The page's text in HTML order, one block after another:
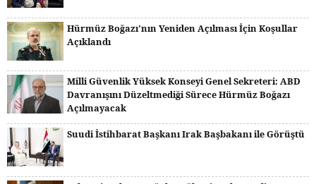
Hürmüz Boğazı'nın Yeniden Açılması İçin Koşullar
Açıklandı
Milli Güvenlik Yüksek Konseyi Genel Sekreteri: ABD
Davranışını Düzeltmediği Sürece Hürmüz Boğazı
Açılmayacak
Suudi İstihbarat Başkanı Irak Başbakanı ile Görüştü